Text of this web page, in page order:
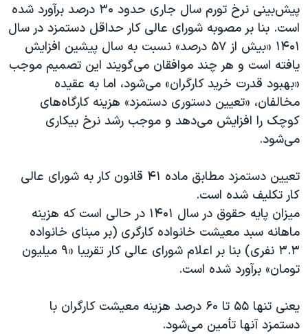
پیش‌بینی نرخ تورم سال جاری حدود ۳۰ درصد برآورد شده
است. بنا بر مصوبه شورای عالی کار حداقل دستمزد در سال
۱۴۰۱ «بیش از ۵۷ درصد» نسبت به سال پیشین افزایش
یافته است و هر چند موافقان می‌گویند این تصمیم موجب
«بهبود قدرت خرید کارگران» می‌شود، اما به عقیده
مخالفان، «تعیین دستوری دستمزد» هزینه کارگاه‌های
کوچک را افزایش می‌دهد و موجب رشد نرخ بیکاری
می‌شود.
تعیین دستمزد مطابق ماده ۴۱ قانون کار به شورای عالی
کار تکلیف شده است.
میزان پایه حقوق در سال ۱۴۰۱ در حالی است که هزینه
ماهانه سبد معیشت خانواده کارگری (بر مبنای خانواده
۳.۳ نفری) بنا بر اعلام شورای عالی کار تقریبا «۹ میلیون
تومان» برآورد شده است.
یعنی تنها ۵۵ تا ۶۰ درصد هزینه معیشت کارگران با
دستمزد آنها تأمین می‌شود.